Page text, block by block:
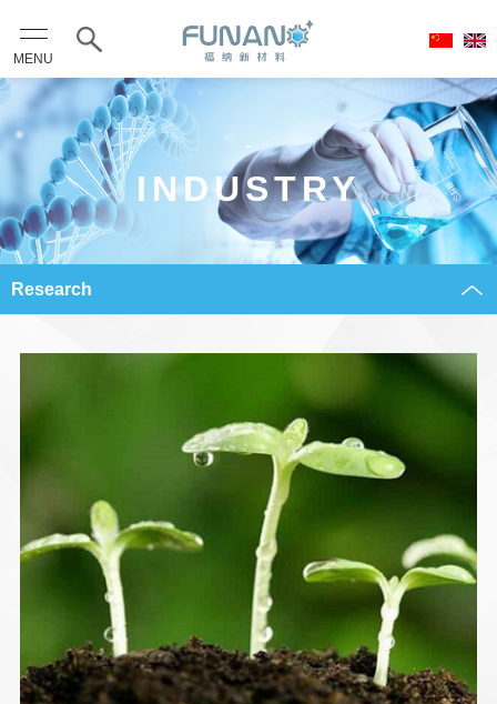
MENU
-
INDUSTRY
Research